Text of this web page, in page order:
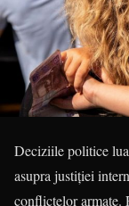
Deciziile politice
asupra justiției
conflictelor armate.